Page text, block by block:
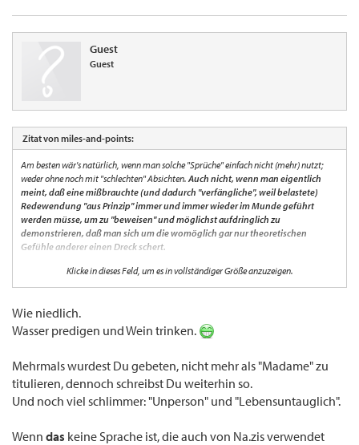
Guest
Guest
Zitat von miles-and-points:
Am besten wär's natürlich, wenn man solche "Sprüche" einfach nicht (mehr) nutzt;
weder ohne noch mit "schlechten" Absichten.Auch nicht, wenn man eigentlich
meint, daß eine mißbrauchte (und dadurch "verfängliche", weil belastete)
Redewendung "aus Prinzip" immer und immer wieder im Munde geführt
werden müsse, um zu "beweisen" und möglichst aufdringlich zu
demonstrieren, daß man sich um die womöglich gar nur theoretischen
Gefühle anderer einen Dreck schert.
Und trotzdem (zweites Beispiel):Wenn mich Angehörige einer bestimmten
sie sich durch diesen Begriff Herabgesetzt fühlen),
irgendeiner mehr oder weniger perfiden Begründung "beweisen", daß der inkriminierte
es ändert aber nichts an der
Klicke in dieses Feld, um es in vollständiger Größe anzuzeigen.
Wie niedlich.
Wasser predigen und Wein trinken.
Mehrmals wurdest Du gebeten, nicht mehr als "Madame" zu
titulieren, dennoch schreibst Du weiterhin so.
Und noch viel schlimmer: "Unperson" und "Lebensuntauglich".
Wenn das keine Sprache ist, die auch von Na.zis verwendet